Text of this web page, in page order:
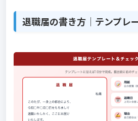
退職届の書き方｜テンプレ